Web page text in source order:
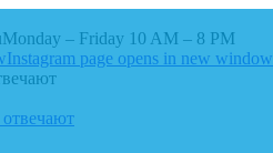
Monday – Friday 10 AM – 8 PM
Instagram page opens in new window